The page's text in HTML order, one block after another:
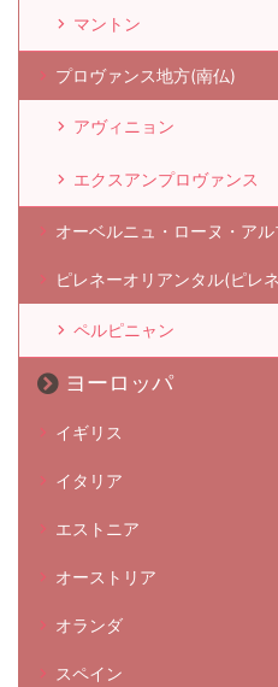
マントン
プロヴァンス地方(南仏)
アヴィニョン
エクスアンプロヴァンス
オーベルニュ・ローヌ・ア
ピレネーオリアンタル(ピレ
ペルピニャン
ヨーロッパ
イギリス
イタリア
エストニア
オーストリア
オランダ
スペイン